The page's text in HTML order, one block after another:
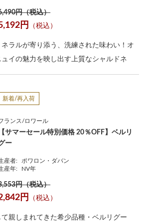
円（税込）
円 （税込）
ラルが寄り添う、洗練された味わい！オ
イの魅力を映し出す上質なシャルドネ
新着/再入荷
ランス/ロワール
【サマーセール特別価格 20％OFF】ベルリ
ー
産者:
ポワロン・ダバン
産年:
NV年
円（税込）
円 （税込）
親しまれてきた希少品種・ベルリグー